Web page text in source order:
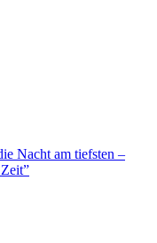
Nacht am tiefsten –